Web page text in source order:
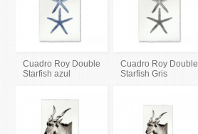
Cuadro Roy Double
Starfish azul
Cuadro Roy Double
Starfish Gris